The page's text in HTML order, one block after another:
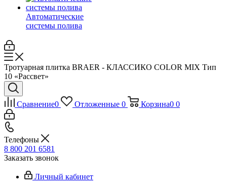
Автоматические
системы полива
Тротуарная плитка BRAER - КЛАССИКО COLOR MIX Тип
10 «Рассвет»
Сравнение0 Отложенные 0 Корзина0 0
Телефоны
8 800 201 6581
Заказать звонок
Личный кабинет